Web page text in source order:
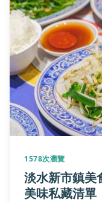
1578次瀏覽
淡水新市鎮美
美味私藏清單